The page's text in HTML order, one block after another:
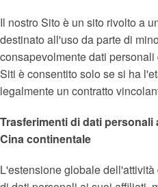
Il nostro Sito è un sito rivolto a
destinato all'uso da parte di
consapevolmente dati
Siti è consentito solo se si ha
legalmente un contratto
Trasferimenti di dati
Cina continentale
L'estensione globale